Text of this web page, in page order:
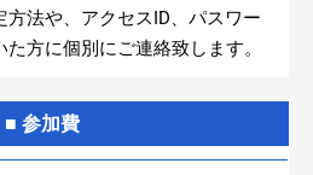
方法や、アクセスID、パスワー
方に個別にご連絡致します。
■ 参加費